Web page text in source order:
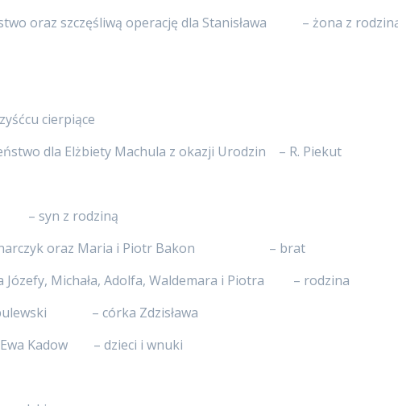
oraz szczęśliwą operację dla Stanisława – żona z
cierpiące
dla Elżbiety Machula z okazji Urodzin – R. Piekut
– syn z rodziną
Bednarczyk oraz Maria i Piotr Bakon – brat
Józefy, Michała, Adolfa, Waldemara i Piotra – rodzina
– córka Zdzisława
Ewa Kadow – dzieci i wnuki